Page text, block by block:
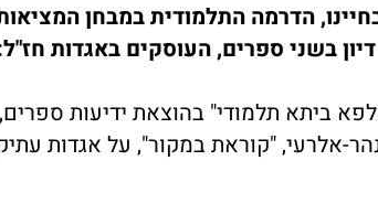
הדרמה התלמודית במבחן
בשני ספרים, העוסקים באגדות
תלמודי" בהוצאת ידיעות ספרים, , 2014, 245